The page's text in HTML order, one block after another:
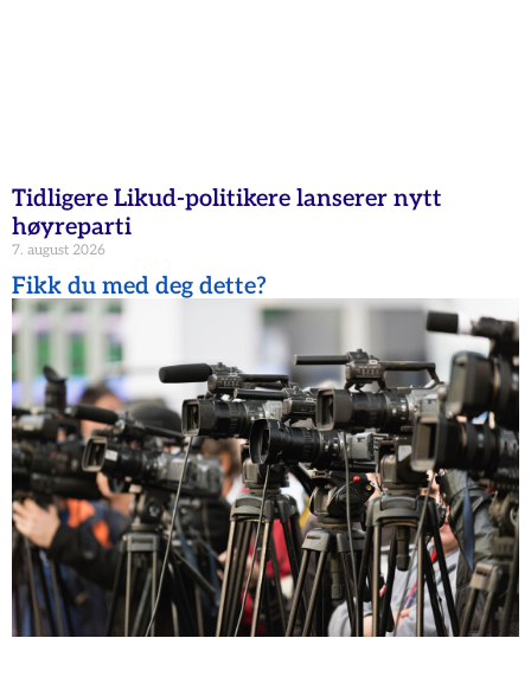
Tidligere Likud-politikere lanserer nytt
høyreparti
7. august 2026
Fikk du med deg dette?